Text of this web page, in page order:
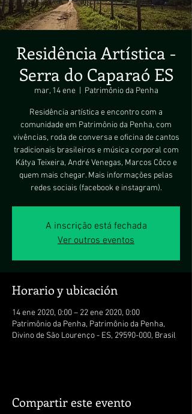
Residência Artística -
Serra do Caparaó ES
mar, 14 ene
  |
Patrimônio da Penha
Residência artística e encontro com a
comunidade em Patrimônio da Penha, com
vivências, roda de conversa e oficina de cantos
tradicionais brasileiros e música corporal com
Kátya Teixeira, André Venegas, Marcos Côco e
quem mais chegar. Mais informações pelas
redes sociais (facebook e instagram).
A inscrição está fechada
Ver outros eventos
Horario y ubicación
14 ene 2020, 0:00 – 22 ene 2020, 0:00
Patrimônio da Penha, Patrimônio da Penha,
Divino de São Lourenço - ES, 29590-000, Brasil
Compartir este evento